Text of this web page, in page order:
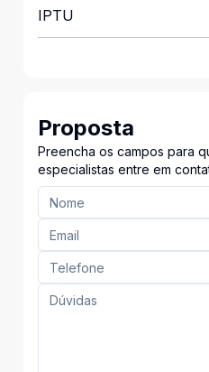
IPTU
Proposta
Preencha os campos para
especialistas entre em